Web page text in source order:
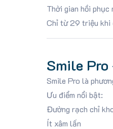
Thời gian hồi phục
Chỉ từ 29 triệu khi
Smile
Smile Pro là
Ưu điểm nổi bật:
Đường rạch chỉ
Ít xâm lấn